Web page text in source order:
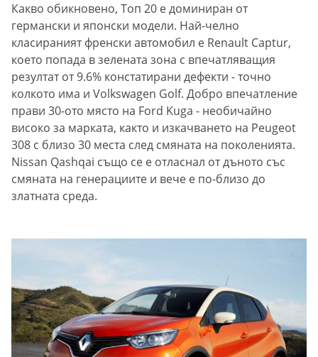
Какво обикновено, Топ 20 е доминиран от
германски и японски модели. Най-челно
класираният френски автомобил е Renault Captur,
което попада в зелената зона с впечатляващия
резултат от 9.6% констатирани дефекти - точно
колкото има и Volkswagen Golf. Добро впечатление
прави 30-ото място на Ford Kuga - необичайно
високо за марката, както и изкачването на Peugeot
308 с близо 30 места след смяната на поколенията.
Nissan Qashqai също се е отласнал от дъното със
смяната на генерациите и вече е по-близо до
златната среда.